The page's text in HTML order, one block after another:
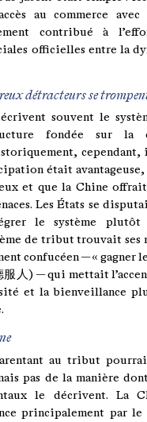
au commerce
contribué à
officielles entre la
détracteurs se
souvent le
fondée sur la
était avantageuse,
et que la Chine offrait
Les États se
le système plutôt
de tribut trouvait ses
confucéen — « gagner
服人) — qui mettait
et la bienveillance
au tribut
pas de la manière
le décrivent. La
principalement par le